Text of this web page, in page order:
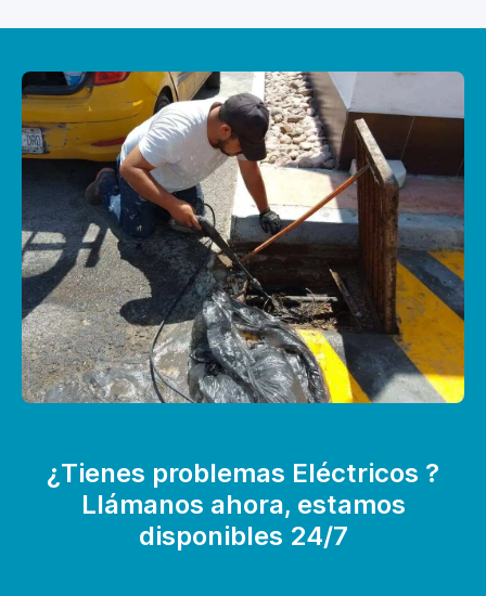
¿Tienes problemas Eléctricos ?
Llámanos ahora, estamos
disponibles 24/7